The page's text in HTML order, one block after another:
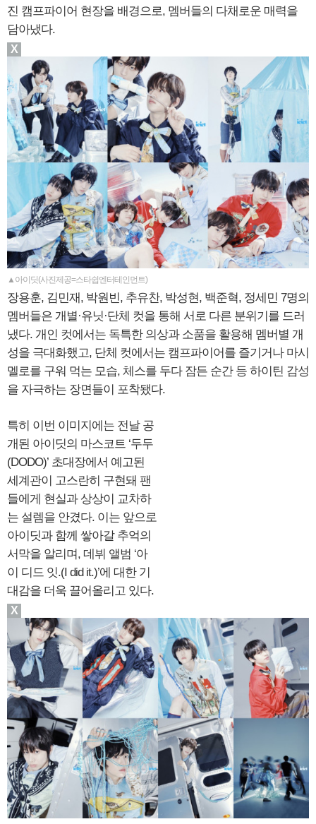
진 캠프파이어 현장을 배경으로, 멤버들의 다채로운 매력을
담아냈다.
▲아이딧(사진제공=스타쉽엔터테인먼트)
장용훈, 김민재, 박원빈, 추유찬, 박성현, 백준혁, 정세민 7명의
멤버들은 개별·유닛·단체 컷을 통해 서로 다른 분위기를 드러
냈다. 개인 컷에서는 독특한 의상과 소품을 활용해 멤버별 개
성을 극대화했고, 단체 컷에서는 캠프파이어를 즐기거나 마시
멜로를 구워 먹는 모습, 체스를 두다 잠든 순간 등 하이틴 감성
을 자극하는 장면들이 포착됐다.
특히 이번 이미지에는 전날 공
개된 아이딧의 마스코트 ‘두두
(DODO)’ 초대장에서 예고된
세계관이 고스란히 구현돼 팬
들에게 현실과 상상이 교차하
는 설렘을 안겼다. 이는 앞으로
아이딧과 함께 쌓아갈 추억의
서막을 알리며, 데뷔 앨범 ‘아
이 디드 잇.(I did it.)’에 대한 기
대감을 더욱 끌어올리고 있다.
X
X